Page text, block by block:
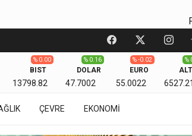
BIST
13798.82
% 0.00
DOLAR
47.7002
% 0.16
EURO
55.0022
% -0.02 %
ÇEVRE EKONOMİ